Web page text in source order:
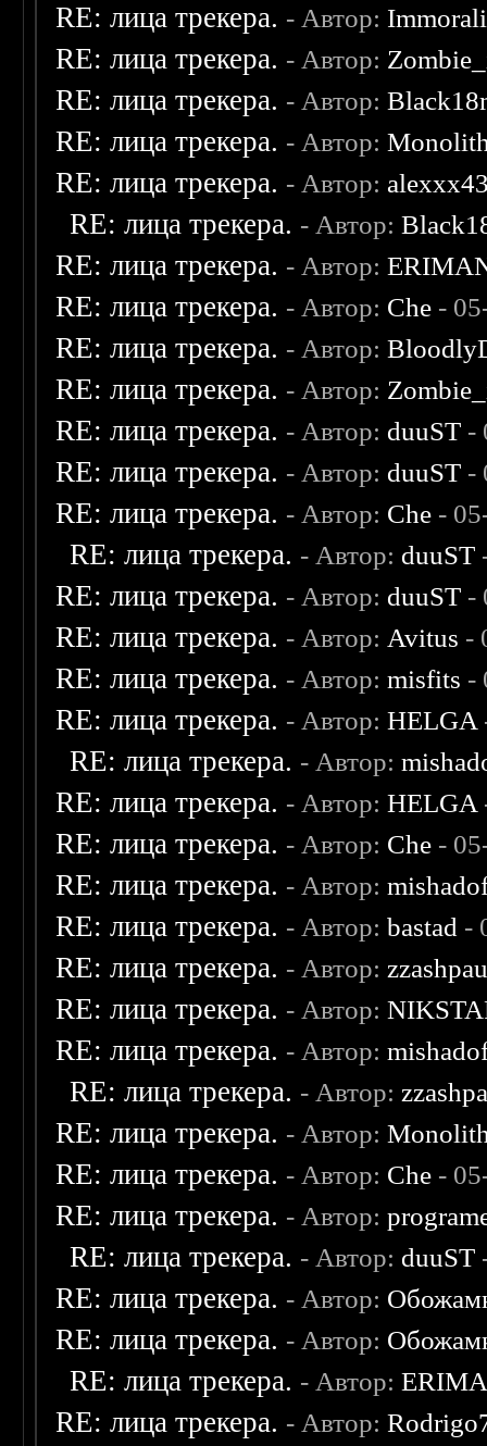
RE: лица трекера. - Автор:
RE: лица трекера. - Автор:
RE: лица трекера. - Автор:
RE: лица трекера. - Автор:
RE: лица трекера. - Автор:
RE: лица трекера. - Автор:
RE: лица трекера. - Автор:
RE: лица трекера. - Автор: Che -
RE: лица трекера. - Автор:
RE: лица трекера. - Автор:
RE: лица трекера. - Автор: duuST -
RE: лица трекера. - Автор: duuST -
RE: лица трекера. - Автор: Che -
RE: лица трекера. - Автор: duuST
RE: лица трекера. - Автор: duuST -
RE: лица трекера. - Автор: Avitus -
RE: лица трекера. - Автор:misfits -
RE: лица трекера. - Автор:HELGA
RE: лица трекера. - Автор:
RE: лица трекера. - Автор:HELGA
RE: лица трекера. - Автор: Che -
RE: лица трекера. - Автор:
RE: лица трекера. - Автор:bastad -
RE: лица трекера. - Автор:
RE: лица трекера. - Автор:
RE: лица трекера. - Автор:
RE: лица трекера. - Автор:
RE: лица трекера. - Автор:
RE: лица трекера. - Автор: Che -
RE: лица трекера. - Автор:
RE: лица трекера. - Автор: duuST
RE: лица трекера. - Автор:
RE: лица трекера. - Автор:
RE: лица трекера. - Автор:
RE: лица трекера. - Автор: